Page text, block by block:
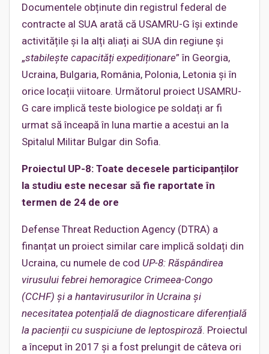
Documentele obținute din registrul federal de
contracte al SUA arată că USAMRU-G își extinde
activitățile și la alți aliați ai SUA din regiune și
„stabilește capacități expediționare” în Georgia,
Ucraina, Bulgaria, România, Polonia, Letonia și în
orice locații viitoare. Următorul proiect USAMRU-
G care implică teste biologice pe soldați ar fi
urmat să înceapă în luna martie a acestui an la
Spitalul Militar Bulgar din Sofia.
Proiectul UP-8: Toate decesele participanților
la studiu este necesar să fie raportate în
termen de 24 de ore
Defense Threat Reduction Agency (DTRA) a
finanțat un proiect similar care implică soldați din
Ucraina, cu numele de cod UP-8: Răspândirea
virusului febrei hemoragice Crimeea-Congo
(CCHF) și a hantavirusurilor în Ucraina și
necesitatea potențială de diagnosticare diferențială
la pacienții cu suspiciune de leptospiroză. Proiectul
a început în 2017 și a fost prelungit de câteva ori